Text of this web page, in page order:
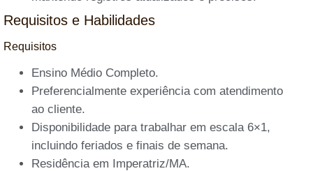
Requisitos e Habilidades
Requisitos
Ensino Médio Completo.
Preferencialmente experiência com atendimento
ao cliente.
Disponibilidade para trabalhar em escala 6×1,
incluindo feriados e finais de semana.
Residência em Imperatriz/MA.